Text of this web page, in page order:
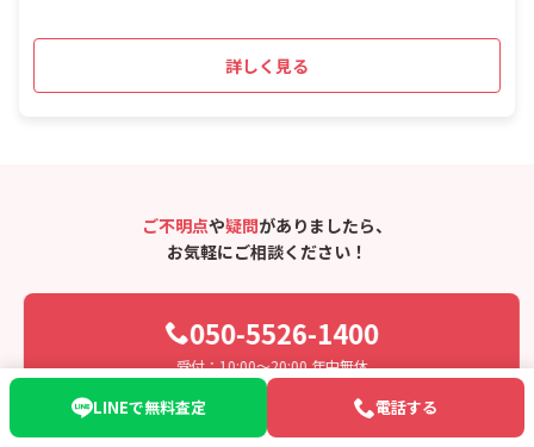
詳しく見る
ご不明点や疑問がありましたら、
お気軽にご相談ください！
050-5526-1400
受付：10:00〜20:00 年中無休
LINEでお問い合わせ
電話する
LINEで無料査定